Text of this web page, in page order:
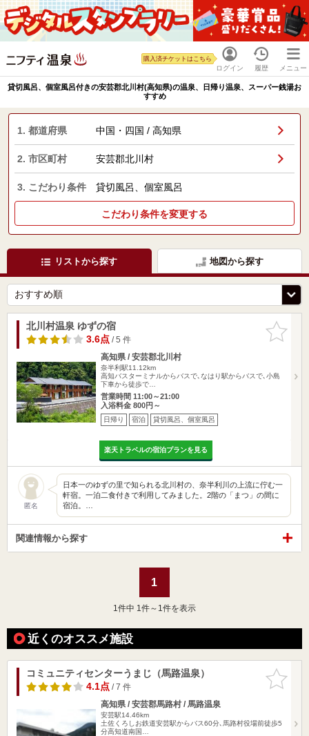
ログイン
購入済チケットはこちら
履歴 メニュー
貸切風呂、個室風呂付きの安芸郡北川村(高知県)の温泉、日帰り温泉、スーパー銭湯お
すすめ
1. 都道府県 中国・四国 / 高知県
2. 市区町村 安芸郡北川村
3. こだわり条件 貸切風呂、個室風呂
こだわり条件を変更する
リストから探す 地図から探す
お気に入
りに追加
北川村温泉 ゆずの宿
3.6点/ 5 件
高知県 / 安芸郡北川村
奈半利駅11.12km
高知バスターミナルからバスで､なはり駅からバスで､小島
下車から徒歩で…
営業時間 11:00～21:00
入浴料金 800円～
日帰り 宿泊 貸切風呂、個室風呂
楽天トラベルの宿泊プランを見る
匿名
日本一のゆずの里で知られる北川村の、奈半利川の上流に佇む一
軒宿。一泊二食付きで利用してみました。2階の「まつ」の間に
宿泊。…
関連情報から探す
1
1 件中 1件～1件を表示
近くのオススメ施設
お気に入
りに追加
コミュニティセンターうまじ（馬路温泉）
4.1点/ 7 件
高知県 / 安芸郡馬路村 / 馬路温泉
安芸駅14.46km
土佐くろしお鉄道安芸駅からバス60分､馬路村役場前徒歩5
分高知道南国…